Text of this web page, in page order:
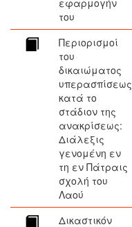
του
Περιορισμοί
του
δικαιώματος
υπερασπίσεως
κατά το
στάδιον της
ανακρίσεως:
Διάλεξις
γενομένη εν
τη εν Πάτραις
σχολή του
Λαού
Δικαστικόν